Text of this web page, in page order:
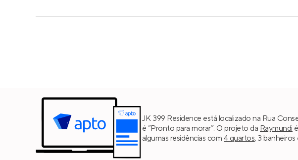
JK 399 Residence está localizado na Rua
é “Pronto para morar”. O projeto da Raymundi
algumas residências com 4 quartos, 3